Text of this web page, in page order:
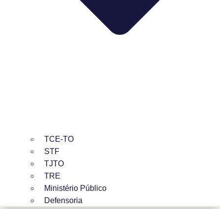
TCE-TO
STF
TJTO
TRE
Ministério Público
Defensoria